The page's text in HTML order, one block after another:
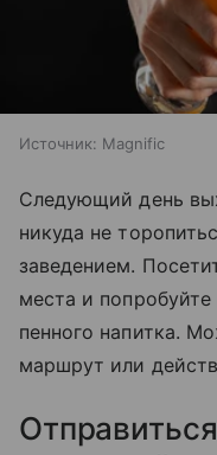
Источник: Magnific
Следующий день
никуда не
заведением.
места и
пенного напитка.
маршрут или